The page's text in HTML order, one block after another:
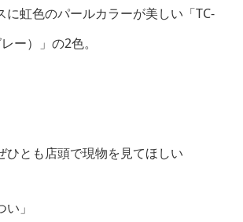
に虹色のパールカラーが美しい「TC-
ー）」の2色。
ひとも店頭で現物を見てほしい
」